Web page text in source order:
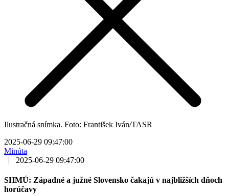
Ilustračná snímka. Foto: František Iván/TASR
2025-06-29 09:47:00
Minúta
|
2025-06-29 09:47:00
SHMÚ: Západné a južné Slovensko čakajú v najbližších dňoch
horúčavy